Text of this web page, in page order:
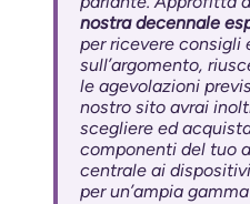
nostra decennale
per ricevere consigli
sull’argomento,
le agevolazioni
nostro sito avrai
scegliere ed
componenti del tuo
centrale ai
per un’ampia